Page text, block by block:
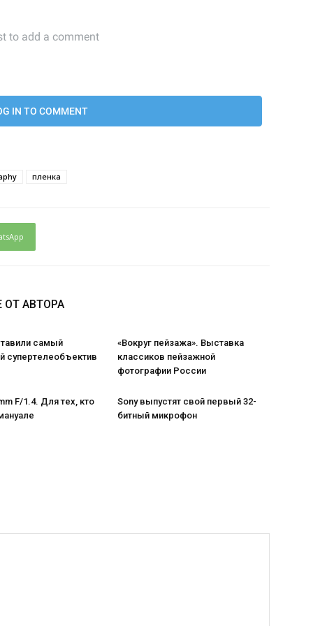
пленка
ОТ АВТОРА
самый
супертелеобъектив
«Вокруг пейзажа». Выставка
классиков пейзажной
фотографии России
F/1.4. Для тех, кто
Sony выпустят свой первый 32-
битный микрофон